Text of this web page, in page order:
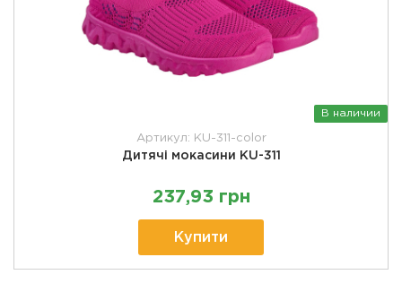
В наличии
Артикул: KU-311-color
Дитячі мокасини KU-311
237,93 грн
Купити